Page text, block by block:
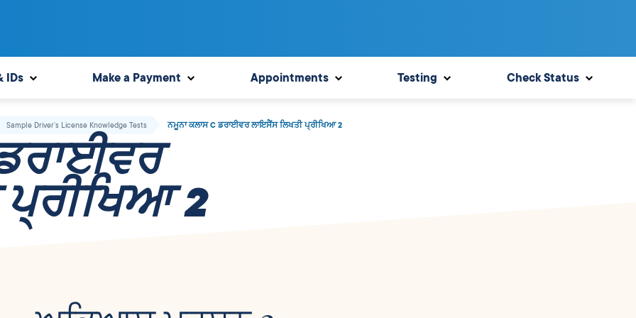
IDs Make a Payment Appointments Testing Check Status
Sample Driver’s License Knowledge Tests ਨਮੂਨਾ ਕਲਾਸ C ਡਰਾਈਵਰ ਲਾਇਸੈਂਸ ਲਿਖਤੀ ਪ੍ਰੀਖਿਆ 2
2